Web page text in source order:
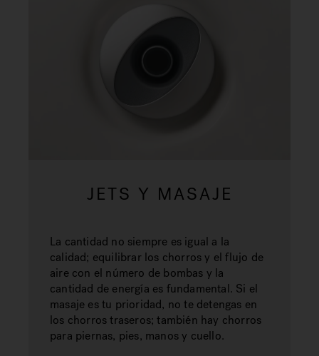
JETS Y MASAJE
La cantidad no siempre es igual a la
calidad; equilibrar los chorros y el flujo de
aire con el número de bombas y la
cantidad de energía es fundamental. Si el
masaje es tu prioridad, no te detengas en
los chorros traseros; también hay chorros
para piernas, pies, manos y cuello.